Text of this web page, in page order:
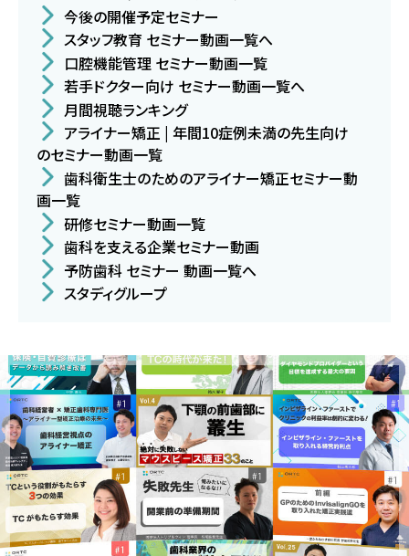
今後の開催予定セミナー
スタッフ教育 セミナー動画一覧へ
口腔機能管理 セミナー動画一覧
若手ドクター向け セミナー動画一覧へ
月間視聴ランキング
アライナー矯正 | 年間10症例未満の先生向け
のセミナー動画一覧
歯科衛生士のためのアライナー矯正セミナー動
画一覧
研修セミナー動画一覧
歯科を支える企業セミナー動画
予防歯科 セミナー 動画一覧へ
スタディグループ